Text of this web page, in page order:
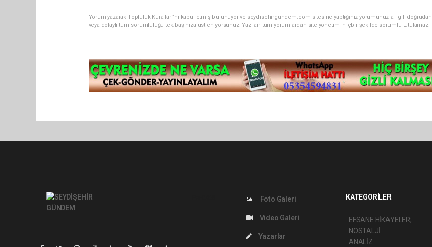
Yorum yazarak Topluluk Kuralları’nı kabul etmiş bulunuyor ve seydisehirgundem.com sitesine yaptığınız yorumunuzla ilgili doğrudan
veya dolaylı tüm sorumluluğu tek başınıza üstleniyorsunuz. Yazılan tüm yorumlardan site yönetimi hiçbir şekilde sorumlu tutulamaz.
Foto Galeri
Video Galeri
Yazarlar
KATEGORİLER
EFSANE HİKAYELER;
NOSTALJİ
ANALİZ